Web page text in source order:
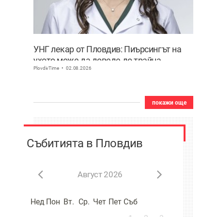
УНГ лекар от Пловдив: Пиърсингът на
ухото може да доведе до трайна
деформация
PlovdivTime 02.08.2026
покажи още
Събитията в Пловдив
Август 2026
Нед Пон Вт. Ср. Чет Пет Съб